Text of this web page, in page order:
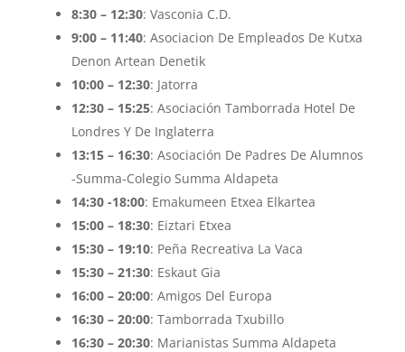
8:30 – 12:30: Vasconia C.D.
9:00 – 11:40: Asociacion De Empleados De Kutxa
Denon Artean Denetik
10:00 – 12:30: Jatorra
12:30 – 15:25: Asociación Tamborrada Hotel De
Londres Y De Inglaterra
13:15 – 16:30: Asociación De Padres De Alumnos
-Summa-Colegio Summa Aldapeta
14:30 -18:00: Emakumeen Etxea Elkartea
15:00 – 18:30: Eiztari Etxea
15:30 – 19:10: Peña Recreativa La Vaca
15:30 – 21:30: Eskaut Gia
16:00 – 20:00: Amigos Del Europa
16:30 – 20:00: Tamborrada Txubillo
16:30 – 20:30: Marianistas Summa Aldapeta